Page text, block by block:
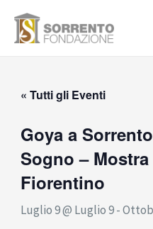
« Tutti gli Eventi
Goya a
Sogno –
Fiorentino
Luglio 9 @ Luglio 9-